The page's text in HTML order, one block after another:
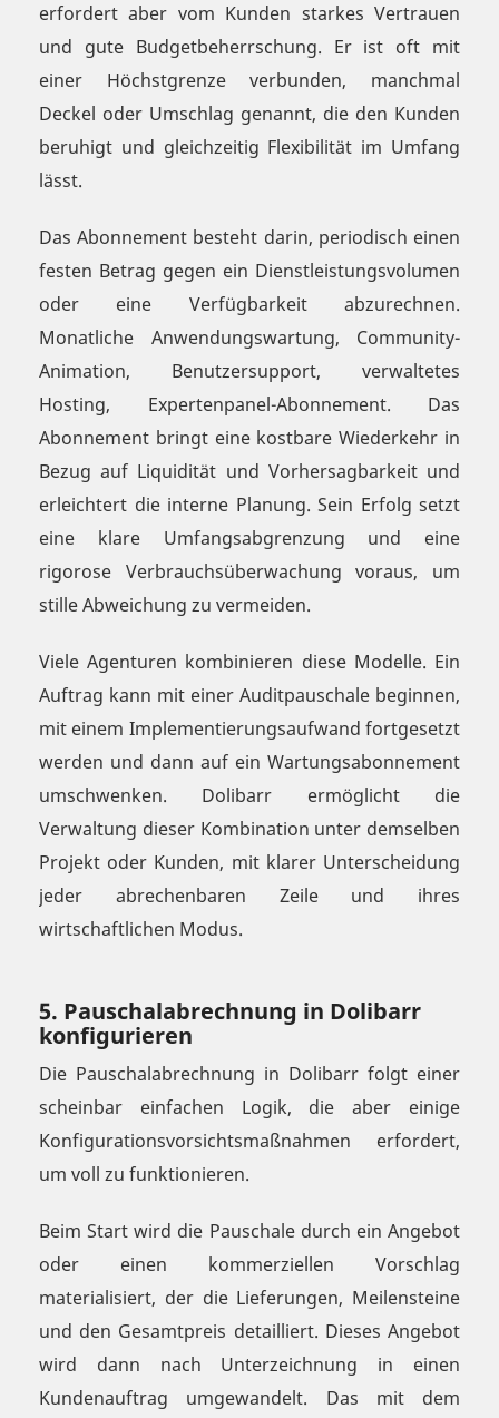
erfordert aber vom Kunden starkes Vertrauen
und gute Budgetbeherrschung. Er ist oft mit
einer Höchstgrenze verbunden, manchmal
Deckel oder Umschlag genannt, die den Kunden
beruhigt und gleichzeitig Flexibilität im Umfang
lässt.
Das Abonnement besteht darin, periodisch einen
festen Betrag gegen ein Dienstleistungsvolumen
oder eine Verfügbarkeit abzurechnen.
Monatliche Anwendungswartung, Community-
Animation, Benutzersupport, verwaltetes
Hosting, Expertenpanel-Abonnement. Das
Abonnement bringt eine kostbare Wiederkehr in
Bezug auf Liquidität und Vorhersagbarkeit und
erleichtert die interne Planung. Sein Erfolg setzt
eine klare Umfangsabgrenzung und eine
rigorose Verbrauchsüberwachung voraus, um
stille Abweichung zu vermeiden.
Viele Agenturen kombinieren diese Modelle. Ein
Auftrag kann mit einer Auditpauschale beginnen,
mit einem Implementierungsaufwand fortgesetzt
werden und dann auf ein Wartungsabonnement
umschwenken. Dolibarr ermöglicht die
Verwaltung dieser Kombination unter demselben
Projekt oder Kunden, mit klarer Unterscheidung
jeder abrechenbaren Zeile und ihres
wirtschaftlichen Modus.
5. Pauschalabrechnung in Dolibarr
konfigurieren
Die Pauschalabrechnung in Dolibarr folgt einer
scheinbar einfachen Logik, die aber einige
Konfigurationsvorsichtsmaßnahmen erfordert,
um voll zu funktionieren.
Beim Start wird die Pauschale durch ein Angebot
oder einen kommerziellen Vorschlag
materialisiert, der die Lieferungen, Meilensteine
und den Gesamtpreis detailliert. Dieses Angebot
wird dann nach Unterzeichnung in einen
Kundenauftrag umgewandelt. Das mit dem